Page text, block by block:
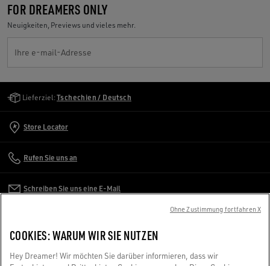
FOR DREAMERS ONLY
Neuigkeiten, Previews und vieles mehr.
Ihre e-mail-Adresse
Lieferziel: Tschechien / Deutsch
Store Locator
Rufen Sie uns an
Schreiben Sie uns eine E-Mail
COOKIES: WARUM WIR SIE NUTZEN
Hey Dreamer! Wir möchten Sie darüber informieren, dass wir
Ohne Zustimmung fortfahren X